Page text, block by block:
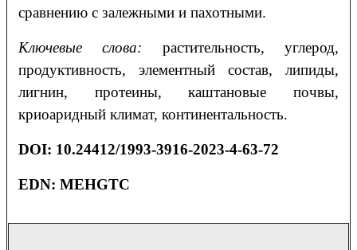
сравнению с залежными и пахотными.
Ключевые слова: растительность, углерод,
продуктивность, элементный состав, липиды,
лигнин, протеины, каштановые почвы,
криоаридный климат, континентальность.
DOI: 10.24412/1993-3916-2023-4-63-72
EDN: MEHGTC